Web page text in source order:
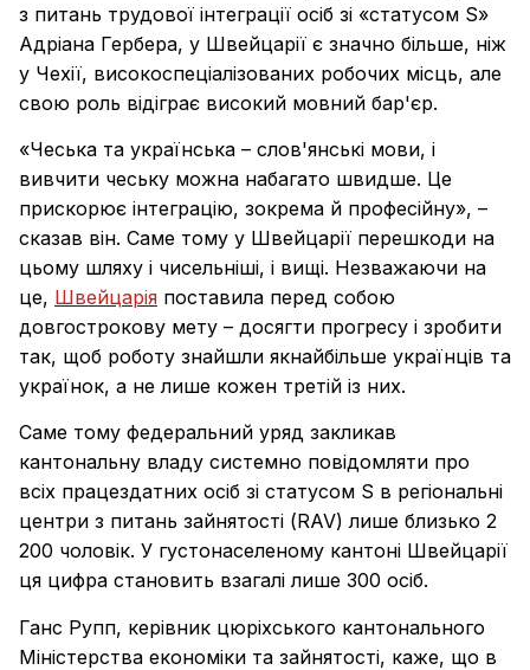
з питань трудової інтеграції осіб зі «статусом S»
Aдріана Гербера, у Швейцарії є значно більше, ніж
у Чехії, високоспеціалізованих робочих місць, але
свою роль відіграє високий мовний бар'єр.
«Чеська та українська – слов'янські мови, і
вивчити чеську можна набагато швидше. Це
прискорює інтеграцію, зокрема й професійну», –
сказав він. Саме тому у Швейцарії перешкоди на
цьому шляху і чисельніші, і вищі. Незважаючи на
це, Швейцарія поставила перед собою
довгострокову мету – досягти прогресу і зробити
так, щоб роботу знайшли якнайбільше українців та
українок, а не лише кожен третій із них.
Саме тому федеральний уряд закликав
кантональну владу системно повідомляти про
всіх працездатних осіб зі статусом S в регіональні
центри з питань зайнятості (RAV) лише близько 2
200 чоловік. У густонаселеному кантоні Швейцарії
ця цифра становить взагалі лише 300 осіб.
Ганс Рупп, керівник цюріхського кантонального
Міністерства економіки та зайнятості, каже, що в